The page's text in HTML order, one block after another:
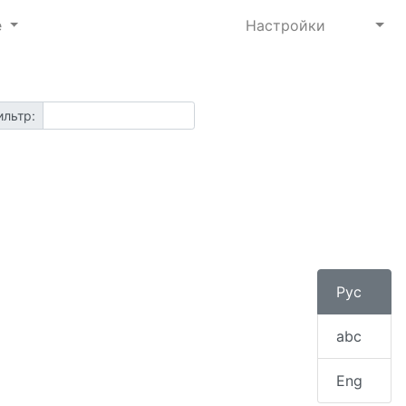
Настройки
Pyc
abc
Eng